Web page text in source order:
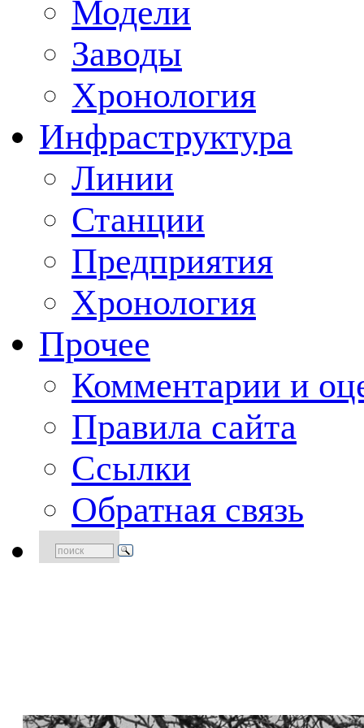
Модели
Заводы
Хронология
Инфраструктура
Линии
Станции
Предприятия
Хронология
Прочее
Комментарии и
Правила сайта
Ссылки
Обратная связь